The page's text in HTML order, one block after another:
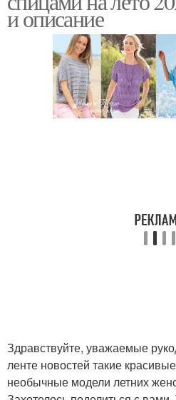
и описание
Здравствуйте, уважаемые
ленте новостей такие
необычные модели летних